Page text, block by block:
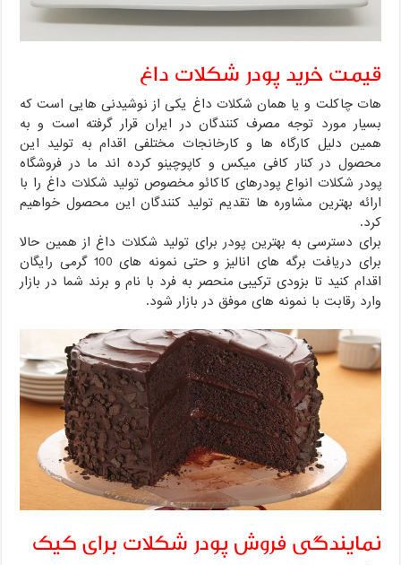
قیمت خرید پودر شکلات داغ
هات چاکلت و یا همان شکلات داغ یکی از نوشیدنی هایی است که
بسیار مورد توجه مصرف کنندگان در ایران قرار گرفته است و به
همین دلیل کارگاه ها و کارخانجات مختلفی اقدام به تولید این
محصول در کنار کافی میکس و کاپوچینو کرده اند ما در فروشگاه
پودر شکلات انواع پودرهای کاکائو مخصوص تولید شکلات داغ را با
ارائه بهترین مشاوره ها تقدیم تولید کنندگان این محصول خواهیم
کرد.
برای دسترسی به بهترین پودر برای تولید شکلات داغ از همین حالا
برای دریافت برگه های انالیز و حتی نمونه های 100 گرمی رایگان
اقدام کنید تا بزودی ترکیبی منحصر به فرد با نام و برند شما در بازار
وارد رقابت با نمونه های موفق در بازار شود.
نمایندگی فروش پودر شکلات برای کیک